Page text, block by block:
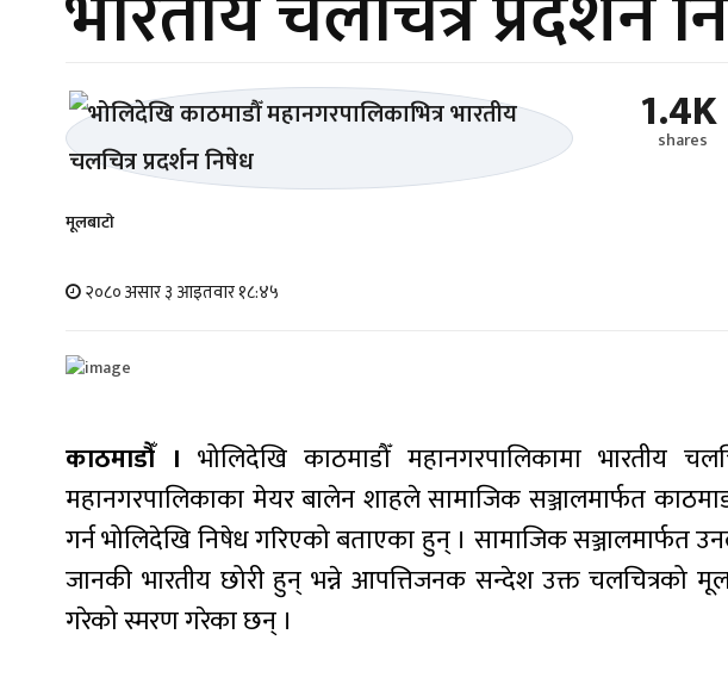
मूलबाटाे
२०८० असार ३ आइतवार १८:४५
1.4K
shares
काठमाडौँ । भोलिदेखि काठमाडौँ महानगरपालिकामा भारतीय
महानगरपालिकाका मेयर बालेन शाहले सामाजिक सञ्जालमार्फत
गर्न भोलिदेखि निषेध गरिएको बताएका हुन् । सामाजिक सञ्जालमार्फत
जानकी भारतीय छोरी हुन् भन्ने आपत्तिजनक सन्देश उक्त चलचित्रको
गरेको स्मरण गरेका छन् ।